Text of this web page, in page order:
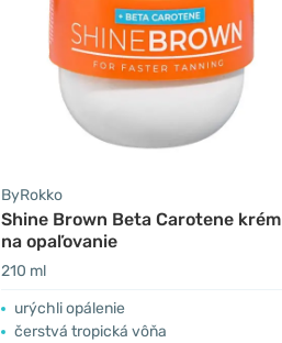
ByRokko
Shine Brown Beta Carotene krém
na opaľovanie
210 ml
urýchli opálenie
čerstvá tropická vôňa